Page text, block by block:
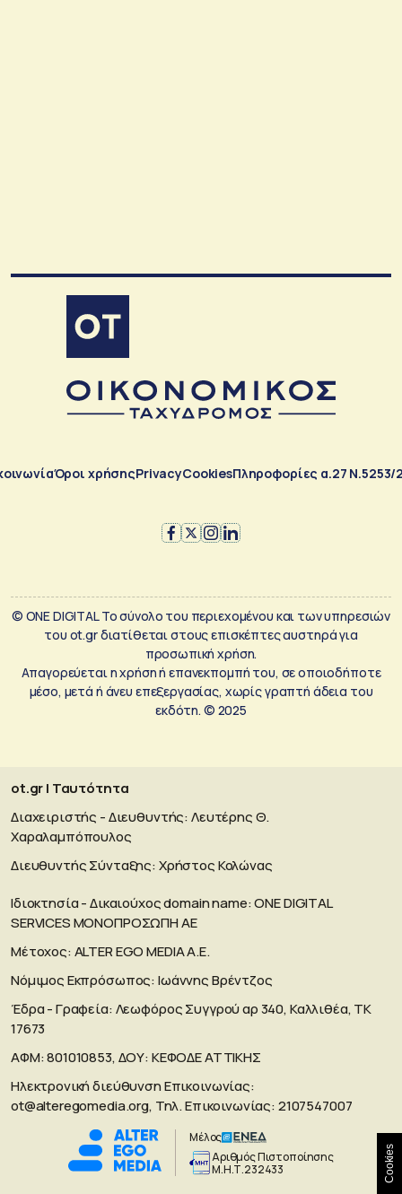
Όροι χρήσηςPrivacyCookiesΠληροφορίες α.27 Ν.5253/
© ONE DIGITAL Το σύνολο του περιεχομένου και των υπηρεσιών
του ot.gr διατίθεται στους επισκέπτες αυστηρά για
προσωπική χρήση.
Απαγορεύεται η χρήση ή επανεκπομπή του, σε οποιοδήποτε
μέσο, μετά ή άνευ επεξεργασίας, χωρίς γραπτή άδεια του
εκδότη. © 2025
ot.gr | Ταυτότητα
Διαχειριστής - Διευθυντής: Λευτέρης Θ.
Χαραλαμπόπουλος
Διευθυντής Σύνταξης: Χρήστος Κολώνας
Ιδιοκτησία - Δικαιούχος domain name: ΟΝΕ DIGITAL
SERVICES MONOΠΡΟΣΩΠΗ ΑΕ
Μέτοχος: ALTER EGO MEDIA A.E.
Νόμιμος Εκπρόσωπος: Ιωάννης Βρέντζος
Έδρα - Γραφεία: Λεωφόρος Συγγρού αρ 340, Καλλιθέα, ΤΚ
17673
ΑΦΜ: 801010853, ΔΟΥ: ΚΕΦΟΔΕ ΑΤΤΙΚΗΣ
Ηλεκτρονική διεύθυνση Επικοινωνίας:
ot@alteregomedia.org, Τηλ. Επικοινωνίας: 2107547007
Μέλος
Aριθμός Πιστοποίησης
Μ.Η.Τ.232433
Cookies